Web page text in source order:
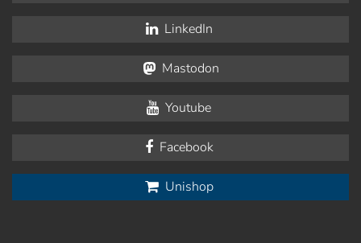
LinkedIn
Mastodon
Youtube
Facebook
Unishop